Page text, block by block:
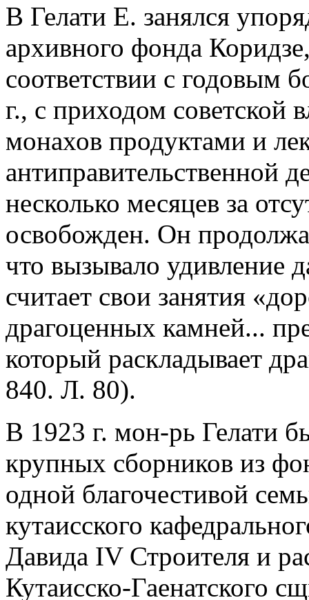
В Гелати Е. занялся
архивного фонда
соответствии с годовым
г., с приходом советской
монахов продуктами и
антиправительственной
несколько месяцев за
освобожден. Он
что вызывало удивление
считает свои занятия
драгоценных камней...
который раскладывает
840. Л. 80).
В 1923 г. мон-рь Гелати
крупных сборников из
одной благочестивой
кутаисского
Давида IV Строителя и
Кутаисско-Гаенатского